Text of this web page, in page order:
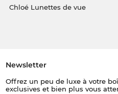
Chloé Lunettes de vue
Newsletter
Offrez un peu de luxe à votre
exclusives et bien plus vous